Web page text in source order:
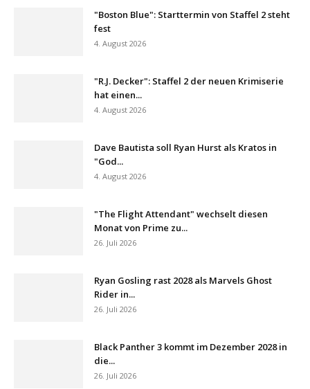
"Boston Blue": Starttermin von Staffel 2 steht
fest
4. August 2026
"R.J. Decker": Staffel 2 der neuen Krimiserie
hat einen...
4. August 2026
Dave Bautista soll Ryan Hurst als Kratos in
"God...
4. August 2026
"The Flight Attendant" wechselt diesen
Monat von Prime zu...
26. Juli 2026
Ryan Gosling rast 2028 als Marvels Ghost
Rider in...
26. Juli 2026
Black Panther 3 kommt im Dezember 2028 in
die...
26. Juli 2026